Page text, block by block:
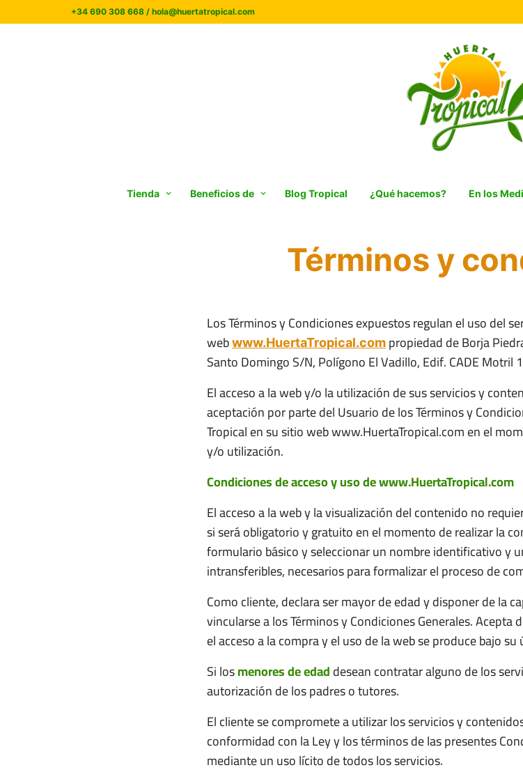
+34 690 308 668 / hola@huertatropical.com
Tienda Beneficios de Blog Tropical ¿Qué hacemos? En los
Términos y
Los Términos y Condiciones expuestos regulan el uso del
webwww.HuertaTropical.com propiedad de Borja
Santo Domingo S/N, Polígono El Vadillo, Edif. CADE
El acceso a la web y/o la utilización de sus servicios y
aceptación por parte del Usuario de los Términos y
Tropical en su sitio web www.HuertaTropical.com en el
y/o utilización.
Condiciones de acceso y uso de www.HuertaTropical.com
El acceso a la web y la visualización del contenido no
si será obligatorio y gratuito en el momento de realizar la
formulario básico y seleccionar un nombre identificativo y
intransferibles, necesarios para formalizar el proceso de
Como cliente, declara ser mayor de edad y disponer de la
vincularse a los Términos y Condiciones Generales. Acepta
el acceso a la compra y el uso de la web se produce bajo
Si losmenores de edaddesean contratar alguno de los
autorización de los padres o tutores.
El cliente se compromete a utilizar los servicios y
conformidad con la Ley y los términos de las presentes
mediante un uso lícito de todos los servicios.